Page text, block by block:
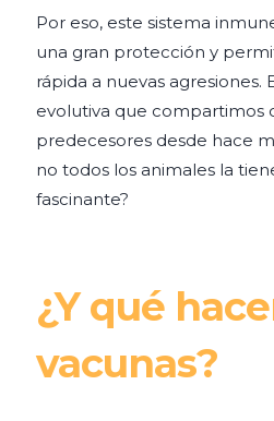
Por eso, este sistema
una gran protección y
rápida a nuevas agresiones.
evolutiva que compartimos
predecesores desde hace
no todos los animales la
fascinante?
¿Y qué
vacunas?